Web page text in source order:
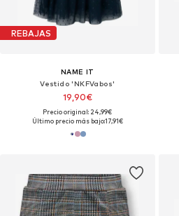
REBAJAS
NAME IT
Vestido 'NKFVabos'
19,90€
Precio original: 24,99€
Último precio más bajo:17,91€